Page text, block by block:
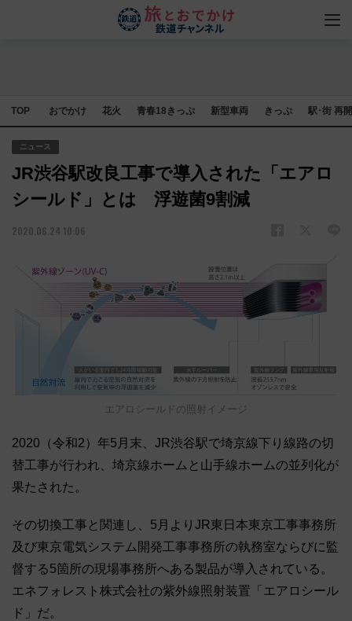
TOP おでかけ 花火 青春18きっぷ 新型車両 きっぷ 駅･街 再
ニュース
JR渋谷駅改良工事で導入された「エアロ
シールド」とは 浮遊菌9割減
2020.06.24 10:06
エアロシールドの照射イメージ
2020（令和2）年5月末、JR渋谷駅で埼京線下り線路の切
替工事が行われ、埼京線ホームと山手線ホームの並列化が
果たされた。
その切換工事と関連し、5月よりJR東日本東京工事事務所
及び東京電気システム開発工事事務所の執務室ならびに監
督する5箇所の現場事務所へある製品が導入されている。
エネフォレスト株式会社の紫外線照射装置「エアロシール
ド」だ。